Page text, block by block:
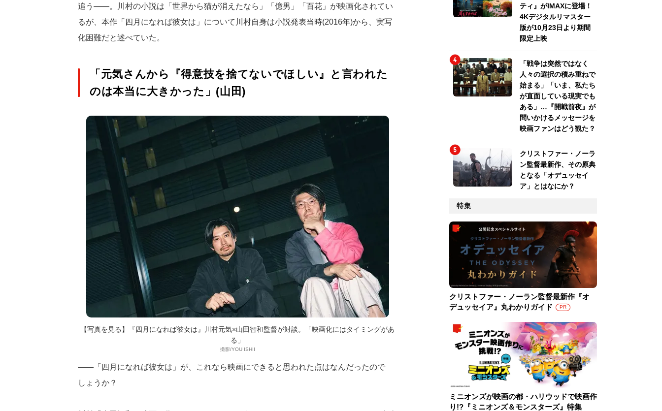
追う――。川村の小説は「世界から猫が消えたなら」「億男」「百花」が映画化されてい
るが、本作「四月になれば彼女は」について川村自身は小説発表当時(2016年)から、実写
化困難だと述べていた。
「元気さんから『得意技を捨てないでほしい』と言われた
のは本当に大きかった」(山田)
【写真を見る】『四月になれば彼女は』川村元気×山田智和監督が対談。「映画化にはタイミングがあ
る」
撮影/YOU ISHII
――「四月になれば彼女は」が、これなら映画にできると思われた点はなんだったので
しょうか？
ティ』がIMAXに登場！
4Kデジタルリマスター
版が10月23日より期間
限定上映
「戦争は突然ではなく
人々の選択の積み重ねで
始まる」「いま、私たち
が直面している現実でも
ある」…『開戦前夜』が
問いかけるメッセージを
映画ファンはどう観た？
クリストファー・ノーラ
ン監督最新作、その原典
となる「オデュッセイ
ア」とはなにか？
特集
クリストファー・ノーラン監督最新作『オ
デュッセイア』丸わかりガイド
PR
ミニオンズが映画の都・ハリウッドで映画作
り!?『ミニオンズ＆モンスターズ』特集